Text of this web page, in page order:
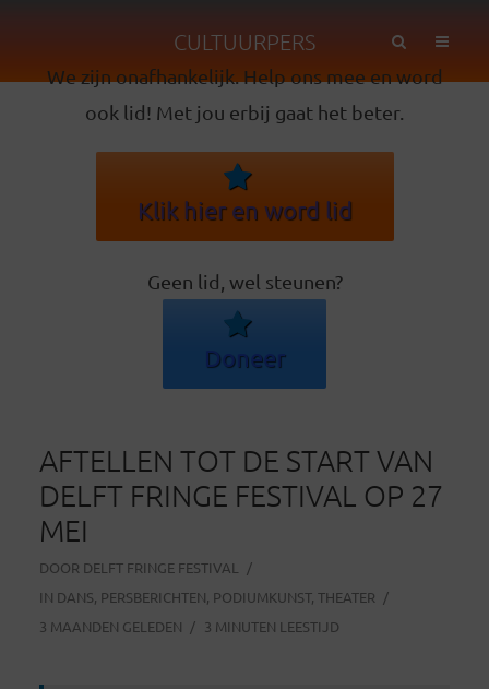
CULTUURPERS
We zijn onafhankelijk. Help ons mee en word
ook lid! Met jou erbij gaat het beter.
Klik hier en word lid
Geen lid, wel steunen?
Doneer
AFTELLEN TOT DE START VAN
DELFT FRINGE FESTIVAL OP 27
MEI
DOOR DELFT FRINGE FESTIVAL
IN DANS, PERSBERICHTEN, PODIUMKUNST, THEATER
3 MAANDEN GELEDEN
3 MINUTEN LEESTIJD